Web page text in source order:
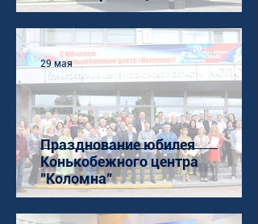
Празднование юбилея
Конькобежного центра
"Коломна"
29 мая